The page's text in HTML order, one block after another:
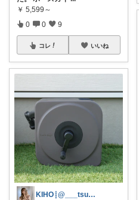
￥ 5,599～
0 0 9
コレ いいね
KIHO┊@___tsumu.m6